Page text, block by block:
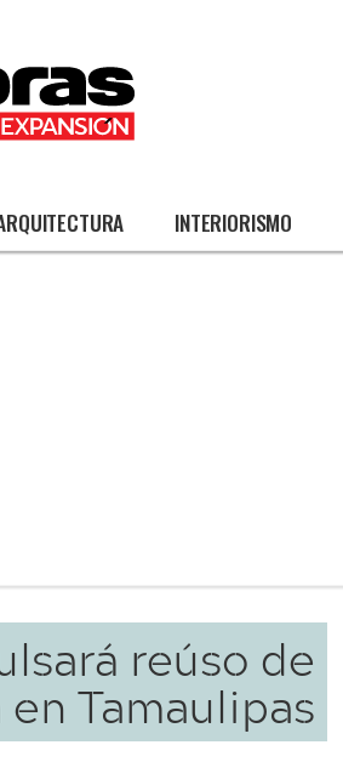
INTERIORISMO
reúso de
en Tamaulipas